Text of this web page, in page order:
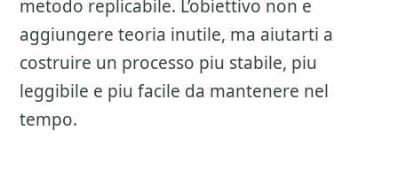
metodo replicabile. L’obiettivo non e
aggiungere teoria inutile, ma aiutarti a
costruire un processo piu stabile, piu
leggibile e piu facile da mantenere nel
tempo.